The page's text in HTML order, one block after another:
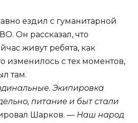
ездил с гуманитарной
Он рассказал, что
живут ребята, как
изменилось с тех моментов,
там.
Экипировка
питание и быт стали
Шарков. — Наш народ